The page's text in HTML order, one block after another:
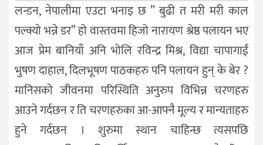
लन्डन, नेपालीमा एउटा भनाइ छ ” बुढी त मरी मरी काल
पल्क्यो भन्ने डर” हो वास्तवमा हिजो नारायण श्रेष्ठ पलायन भए
आज प्रेम बानियाँ अनि भोलि रविन्द्र मिश्र, विद्या चापागाईं
भुषण दाहाल, दिलभूषण पाठकहरु पनि पलायन हुन् के बेर ?
मानिसको जीवनमा परिस्थिति अनुरुप विभिन्न चरणहरु
आउने गर्दछन र ति चरणहरुका आ-आफ्नै मूल्य र मान्यताहरु
हुने गर्दछन । शुरुमा स्थान चाहिन्छ त्यसपछि